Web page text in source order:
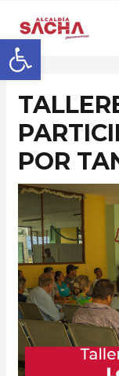
Abrir barra de
POR